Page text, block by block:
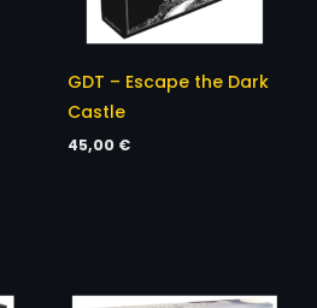
GDT – Escape the Dark
Castle
45,00 €